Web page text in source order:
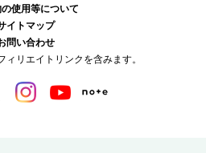
使用等について
イトマップ
問い合わせ
ィリエイトリンクを含みます。